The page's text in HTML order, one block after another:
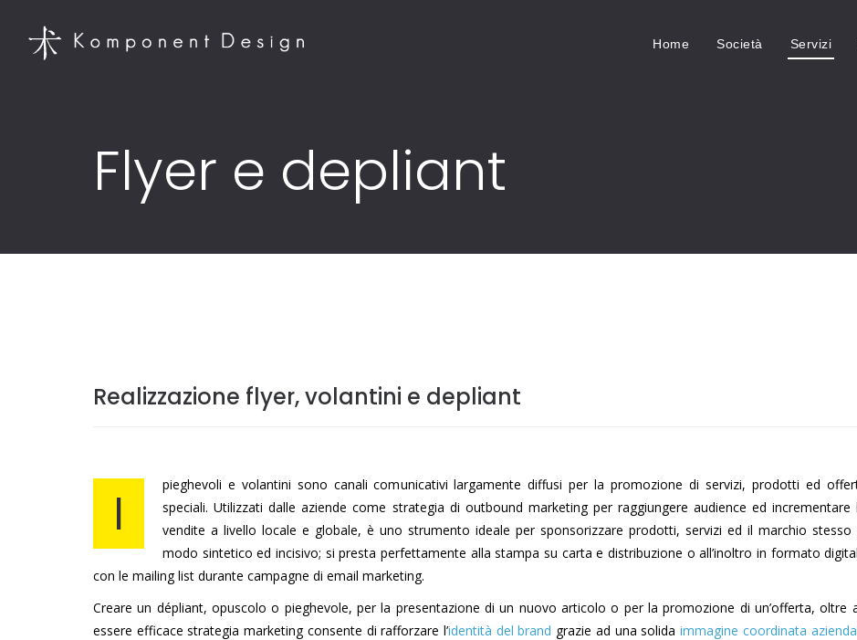
Home Società Servizi
Flyer e depliant
Realizzazione flyer, volantini e depliant
I
pieghevoli e volantini sono canali comunicativi largamente diffusi per la promozione di servizi, prodotti ed
speciali. Utilizzati dalle aziende come strategia di outbound marketing per raggiungere audience ed incrementare
vendite a livello locale e globale, è uno strumento ideale per sponsorizzare prodotti, servizi ed il marchio stesso
modo sintetico ed incisivo; si presta perfettamente alla stampa su carta e distribuzione o all’inoltro in formato
con le mailing list durante campagne di email marketing.
Creare un dépliant, opuscolo o pieghevole, per la presentazione di un nuovo articolo o per la promozione di un’offerta, oltre
essere efficace strategia marketing consente di rafforzare l’identità del brand grazie ad una solidaimmagine coordinata